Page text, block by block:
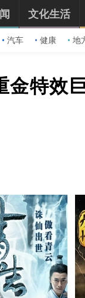
汽车 健康 地
文化生活
金特效